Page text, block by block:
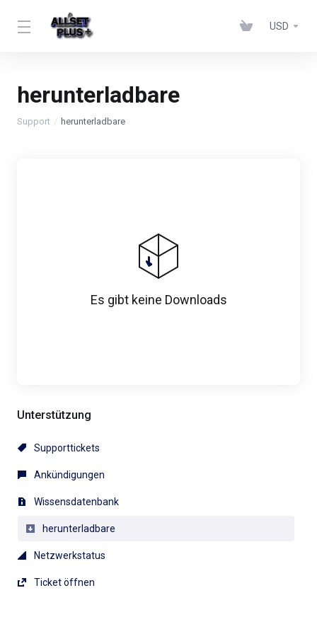
USD
herunterladbare
Support herunterladbare
Unterstützung
Supporttickets
Ankündigungen
Wissensdatenbank
herunterladbare
Netzwerkstatus
Ticket öffnen
Es gibt keine Downloads